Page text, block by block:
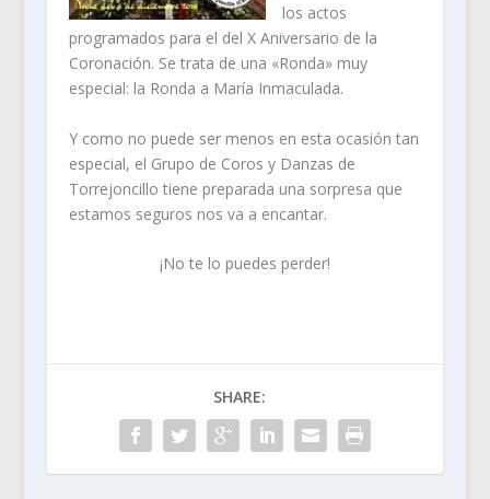
los actos
programados para el del X Aniversario de la
Coronación. Se trata de una «Ronda» muy
especial: la Ronda a María Inmaculada.
Y como no puede ser menos en esta ocasión tan
especial, el Grupo de Coros y Danzas de
Torrejoncillo tiene preparada una sorpresa que
estamos seguros nos va a encantar.
¡No te lo puedes perder!
SHARE: